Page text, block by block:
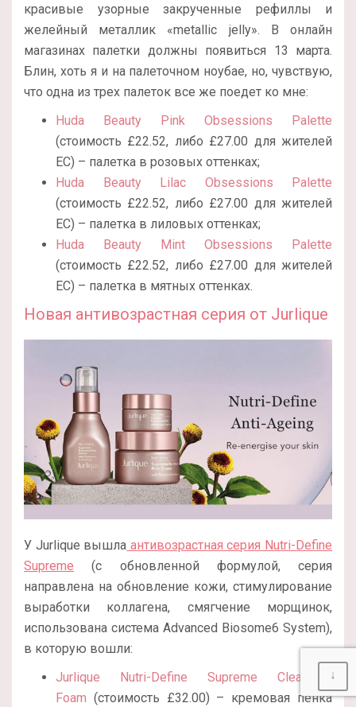
красивые узорные закрученные рефиллы и
желейный металлик «metallic jelly». В онлайн
магазинах палетки должны появиться 13 марта.
Блин, хоть я и на палеточном ноубае, но, чувствую,
что одна из трех палеток все же поедет ко мне:
Huda Beauty Pink Obsessions Palette
(стоимость £22.52, либо £27.00 для жителей
ЕС) – палетка в розовых оттенках;
Huda Beauty Lilac Obsessions Palette
(стоимость £22.52, либо £27.00 для жителей
ЕС) – палетка в лиловых оттенках;
Huda Beauty Mint Obsessions Palette
(стоимость £22.52, либо £27.00 для жителей
ЕС) – палетка в мятных оттенках.
Новая антивозрастная серия от Jurlique
У Jurlique вышла антивозрастная серия Nutri-Define
Supreme (с обновленной формулой, серия
направлена на обновление кожи, стимулирование
выработки коллагена, смягчение морщинок,
использована система Advanced Biosome6 System),
в которую вошли:
Jurlique Nutri-Define Supreme Cleansing
Foam (стоимость £32.00) – кремовая пенка
↓